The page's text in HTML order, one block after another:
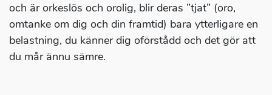
och är orkeslös och orolig, blir deras ”tjat” (oro,
omtanke om dig och din framtid) bara ytterligare en
belastning, du känner dig oförstådd och det gör att
du mår ännu sämre.